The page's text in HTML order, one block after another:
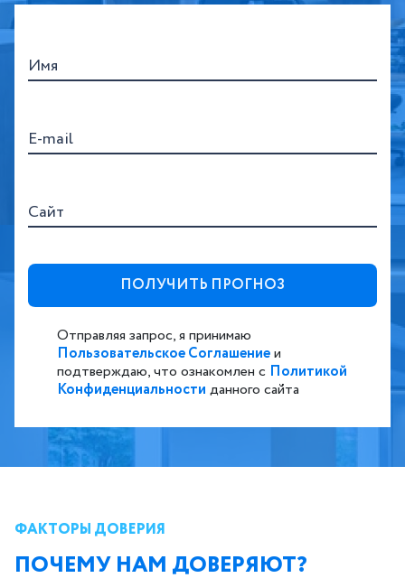
Имя
E-mail
Сайт
Отправляя запрос, я принимаю
Пользовательское Соглашениеи
подтверждаю, что ознакомлен с Политикой
Конфиденциальности данного сайта
ФАКТОРЫ ДОВЕРИЯ
ПОЧЕМУ НАМ ДОВЕРЯЮТ?